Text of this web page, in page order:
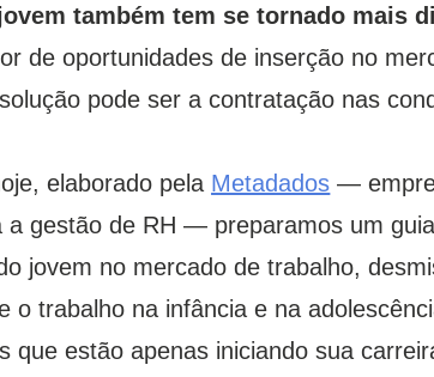
também tem se tornado mais
de oportunidades de inserção no
pode ser a contratação nas
elaborado pela Metadados —
a gestão de RH — preparamos um
jovem no mercado de trabalho,
o trabalho na infância e na
que estão apenas iniciando sua